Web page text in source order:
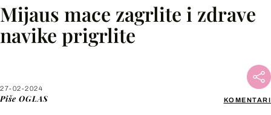
Mijaus mace zagrlite i zdrave
navike prigrlite
27-02-2024
Piše OGLAS KOMENTARI
Facebook